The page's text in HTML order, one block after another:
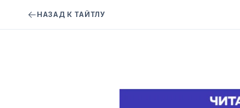
НАЗАД К ТАЙТЛУ